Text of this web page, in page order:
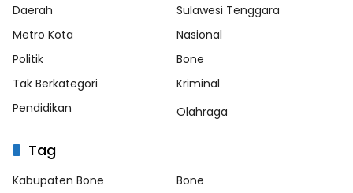
Daerah
Sulawesi Tenggara
Metro Kota
Nasional
Politik
Bone
Tak Berkategori
Kriminal
Pendidikan
Olahraga
Tag
Kabupaten Bone
Bone